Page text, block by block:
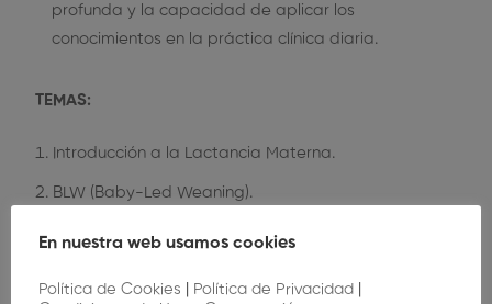
profunda y la capacidad de aplicar los
conocimientos en la práctica clínica diaria.
TEMAS:
Introducción a la Lactancia Materna.
BLW (Baby-Led Weaning).
Anquiloglosia.
En nuestra web usamos cookies
Política de Cookies Política de Privacidad